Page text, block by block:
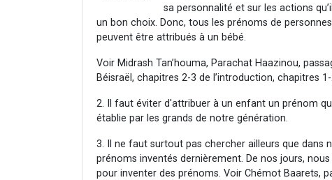
sa personnalité et sur les actions
un bon choix. Donc, tous les prénoms de
peuvent être attribués à un bébé.
Voir Midrash Tan’houma, Parachat Haazinou,
Béisraël, chapitres 2-3 de l’introduction, chapitres
2. Il faut éviter d'attribuer à un enfant un prénom
établie par les grands de notre génération.
3. Il ne faut surtout pas chercher ailleurs que dans
prénoms inventés dernièrement. De nos jours, nous
pour inventer des prénoms. Voir Chémot Baarets,